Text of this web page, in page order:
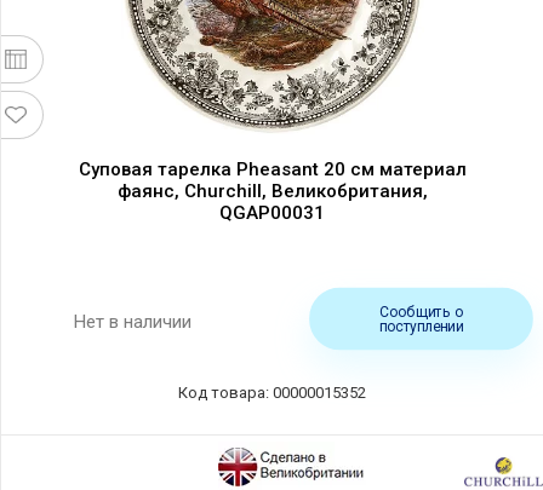
Суповая тарелка Pheasant 20 см материал
фаянс, Churchill, Великобритания,
QGAP00031
Нет в наличии
Сообщить о
поступлении
Код товара: 00000015352